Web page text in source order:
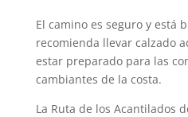
El camino es seguro y está
recomienda llevar calzado
estar preparado para las
cambiantes de la costa.
La Ruta de los Acantilados